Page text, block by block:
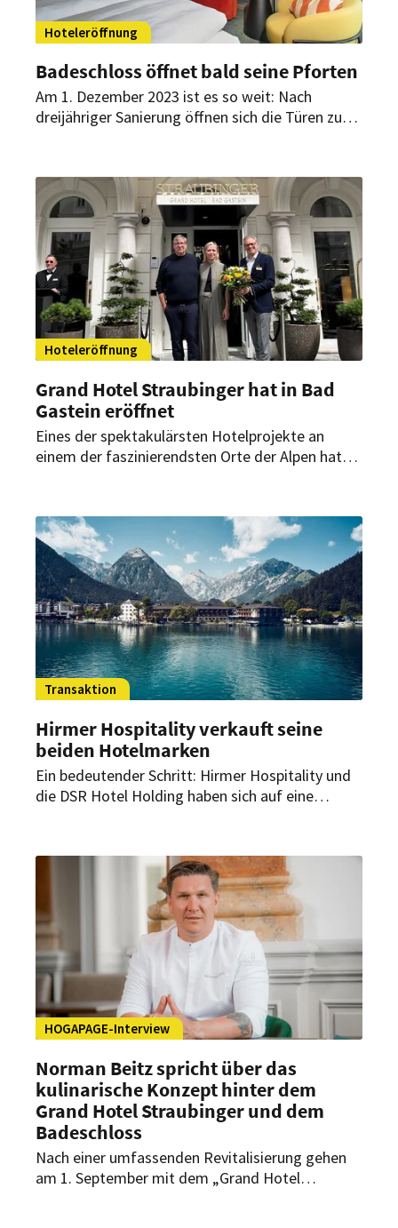
Hoteleröffnung
Badeschloss öffnet bald seine Pforten
Am 1. Dezember 2023 ist es so weit: Nach
dreijähriger Sanierung öffnen sich die Türen zum
in einem 14-stöckigen modernen Neubau.
Hoteleröffnung
Grand Hotel Straubinger hat in Bad
Gastein eröffnet
Eines der spektakulärsten Hotelprojekte an
einem der faszinierendsten Orte der Alpen hat
Gruppe empfängt das traditionsreiche Grand
Hotel Straubinger seine ersten Gäste in einer
kontrastreichen Kulisse, die die Eleganz des 19.
Jahrhunderts wieder einziehen lässt und
zeitgemäß interpretiert.
Transaktion
Hirmer Hospitality verkauft seine
beiden Hotelmarken
Ein bedeutender Schritt: Hirmer Hospitality und
die DSR Hotel Holding haben sich auf eine
Engagement mit den renommierten Marken
Travel Charme und Urban Nature an die DSR
HOGAPAGE-Interview
Norman Beitz spricht über das
kulinarische Konzept hinter dem
Grand Hotel Straubinger und dem
Badeschloss
Nach einer umfassenden Revitalisierung gehen
am 1. September mit dem „Grand Hotel